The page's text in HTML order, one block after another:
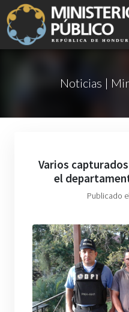
Noticias |
Varios
el
Publicado